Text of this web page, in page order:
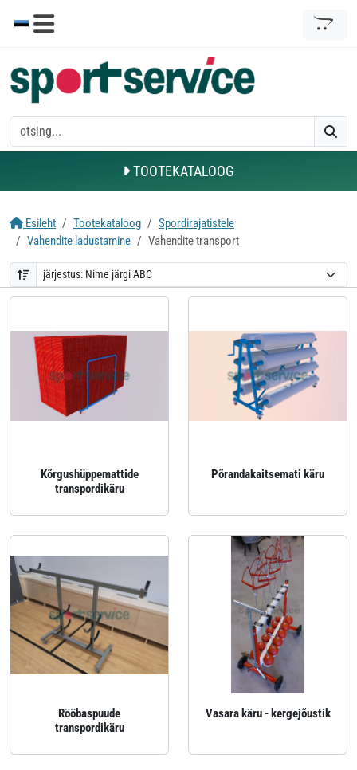
TOOTEKATALOOG
Esileht Tootekataloog
Spordirajatistele
Vahendite ladustamine
Vahendite transport
Kõrgushüppemattide
transpordikäru
Põrandakaitsemati käru
Rööbaspuude
transpordikäru
Vasara käru - kergejõustik